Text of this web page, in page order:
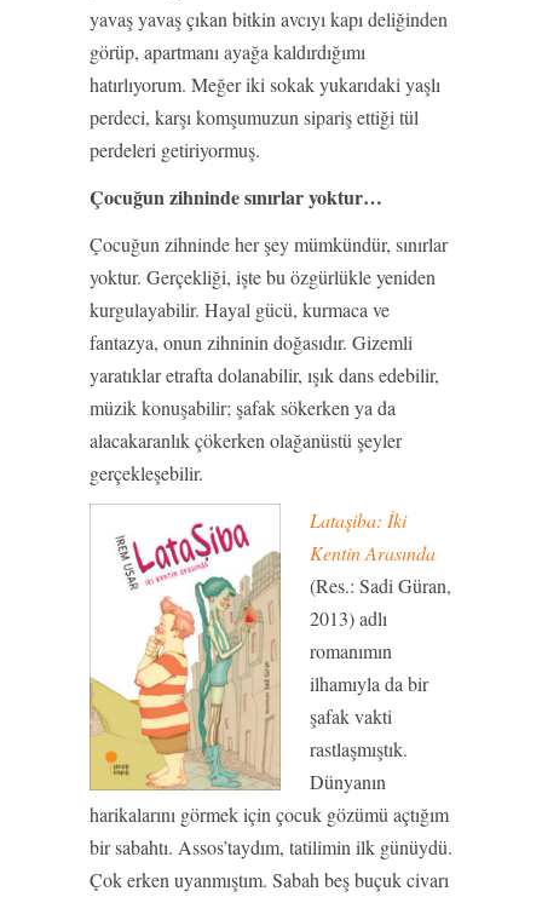
yavaş yavaş çıkan bitkin avcıyı kapı deliğinden
görüp, apartmanı ayağa kaldırdığımı
hatırlıyorum. Meğer iki sokak yukarıdaki yaşlı
perdeci, karşı komşumuzun sipariş ettiği tül
perdeleri getiriyormuş.
Çocuğun zihninde sınırlar yoktur…
Çocuğun zihninde her şey mümkündür, sınırlar
yoktur. Gerçekliği, işte bu özgürlükle yeniden
kurgulayabilir. Hayal gücü, kurmaca ve
fantazya, onun zihninin doğasıdır. Gizemli
yaratıklar etrafta dolanabilir, ışık dans edebilir,
müzik konuşabilir; şafak sökerken ya da
alacakaranlık çökerken olağanüstü şeyler
gerçekleşebilir.
Lataşiba: İki
Kentin Arasında
(Res.: Sadi Güran,
2013) adlı
romanımın
ilhamıyla da bir
şafak vakti
rastlaşmıştık.
Dünyanın
harikalarını görmek için çocuk gözümü açtığım
bir sabahtı. Assos’taydım, tatilimin ilk günüydü.
Çok erken uyanmıştım. Sabah beş buçuk civarı